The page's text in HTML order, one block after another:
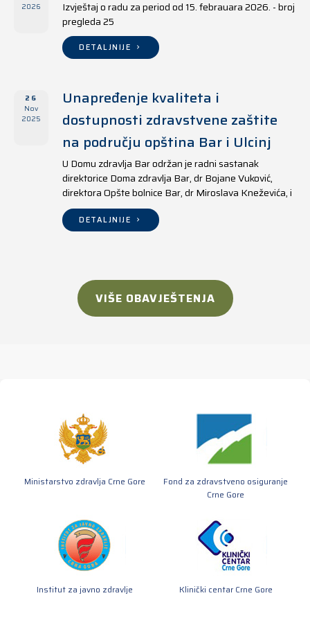
2026
Izvještaj o radu za period od 15. febrauara 2026. - broj
pregleda 25
DETALJNIJE
26
Nov
2025
Unapređenje kvaliteta i
dostupnosti zdravstvene zaštite
na području opština Bar i Ulcinj
U Domu zdravlja Bar održan je radni sastanak
direktorice Doma zdravlja Bar, dr Bojane Vuković,
direktora Opšte bolnice Bar, dr Miroslava Kneževića, i
direktora Doma zdravlja Ulcinj, Kreshnika Mustafe.
DETALJNIJE
VIŠE OBAVJEŠTENJA
Ministarstvo zdravlja Crne Gore
Fond za zdravstveno osiguranje
Crne Gore
Institut za javno zdravlje Klinički centar Crne Gore